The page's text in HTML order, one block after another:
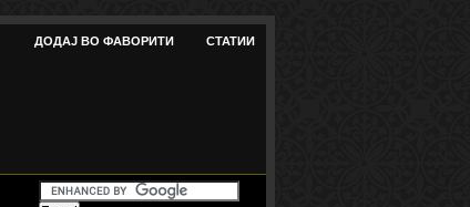
ДОДАЈ ВО ФАВОРИТИ СТАТИИ